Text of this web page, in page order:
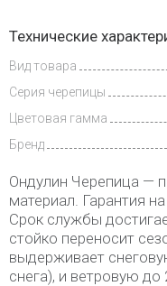
и оплата
Технические
Вид товара
Серия черепицы
Цветовая гамма
Бренд
Ондулин Черепица —
материал. Гарантия
Срок службы
стойко переносит
выдерживает
снега), и ветровую до